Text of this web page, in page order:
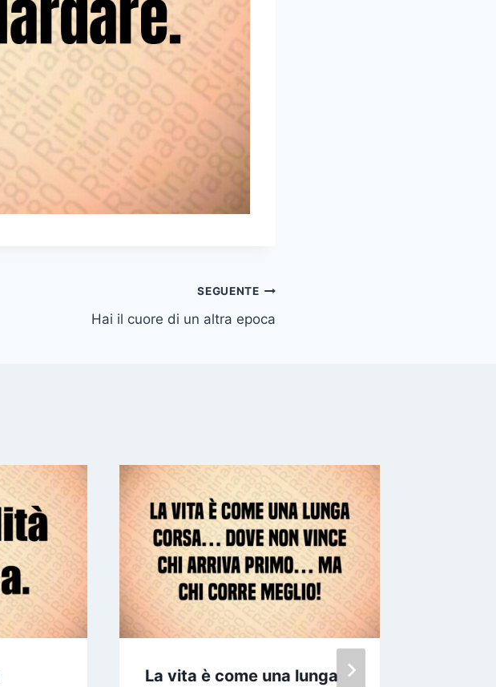
SEGUENTE
Hai il cuore di un altra epoca
La vita è come una lunga